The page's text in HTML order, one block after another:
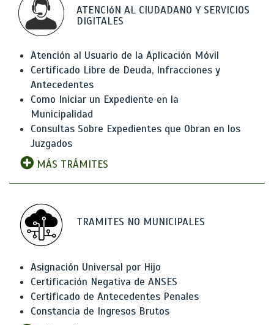
ATENCIóN AL CIUDADANO Y SERVICIOS
DIGITALES
Atención al Usuario de la Aplicación Móvil
Certificado Libre de Deuda, Infracciones y
Antecedentes
Como Iniciar un Expediente en la
Municipalidad
Consultas Sobre Expedientes que Obran en los
Juzgados
MÁS TRÁMITES
TRAMITES NO MUNICIPALES
Asignación Universal por Hijo
Certificación Negativa de ANSES
Certificado de Antecedentes Penales
Constancia de Ingresos Brutos